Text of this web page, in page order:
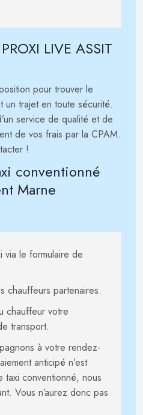
LIVE ASSIT
pour trouver le
un trajet en toute sécurité.
service de qualité et de
de vos frais par la CPAM.
!
conventionné
Marne
via le formulaire de
chauffeurs partenaires.
chauffeur votre
transport.
à votre rendez-
anticipé n’est
taxi conventionné, nous
Vous n’aurez donc pas